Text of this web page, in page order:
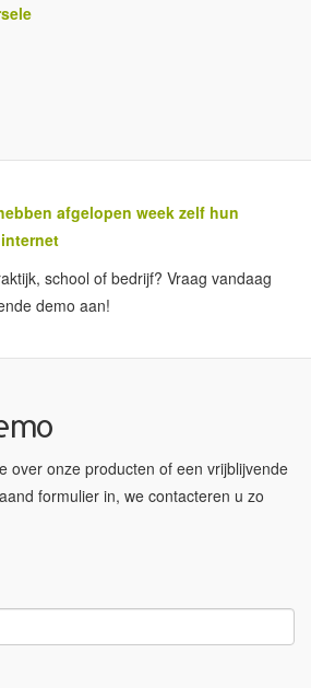
afgelopen week zelf hun
school of bedrijf? Vraag vandaag
demo aan!
over onze producten of een vrijblijvende
formulier in, we contacteren u zo